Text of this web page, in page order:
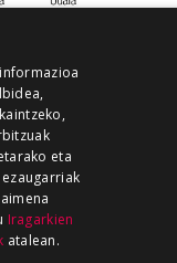
GUKA
eta
Iragarkien
atalean.